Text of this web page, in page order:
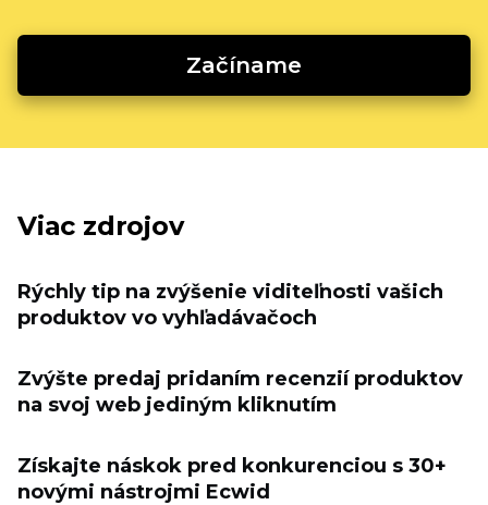
Začíname
Viac zdrojov
Rýchly tip na zvýšenie viditeľnosti vašich
produktov vo vyhľadávačoch
Zvýšte predaj pridaním recenzií produktov
na svoj web jediným kliknutím
Získajte náskok pred konkurenciou s 30+
novými nástrojmi Ecwid